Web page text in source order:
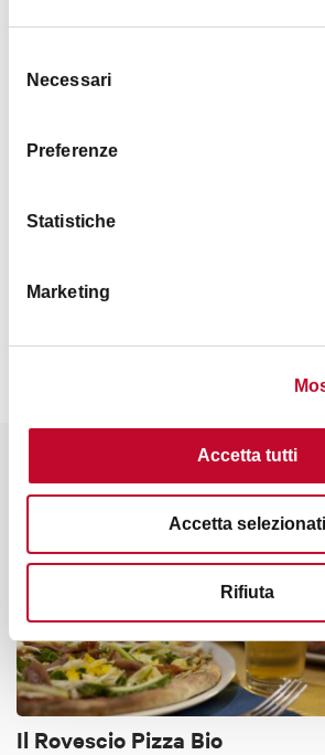
delNecessari
Preferenze
Statistiche
Marketing
Accetta tutti
Accetta selezionati
Rifiuta
12.30 - 14.30
Potrebbe interessarti anche
Il Rovescio Pizza Bio